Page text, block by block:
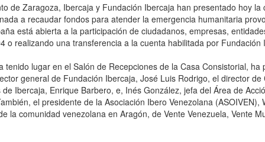
de Zaragoza, Ibercaja y Fundación Ibercaja han presentado hoy la
a recaudar fondos para atender la emergencia humanitaria
está abierta a la participación de ciudadanos, empresas,
o realizando una transferencia a la cuenta habilitada por Fundación
tenido lugar en el Salón de Recepciones de la Casa Consistorial,
general de Fundación Ibercaja, José Luis Rodrigo, el director
de Ibercaja, Enrique Barbero, e, Inés González, jefa del Área de
el presidente de la Asociación Ibero Venezolana
la comunidad venezolana en Aragón, de Vente Venezuela, Vente